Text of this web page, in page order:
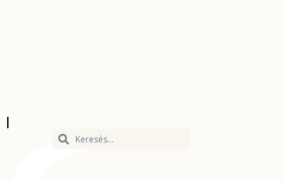
Keresés
Keresés